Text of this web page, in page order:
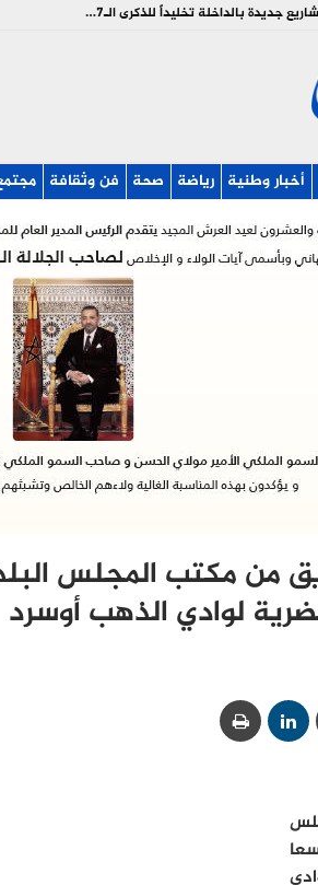
بالفيديو : تدشين وإطلاق مشاريع جديدة بالداخلة تخليداً للذكرى الـ27 لعيد العرش
أخبار وطنية رياضة صحة فن وثقافة
من مكتب المجلس
لوادي الذهب أوسرد